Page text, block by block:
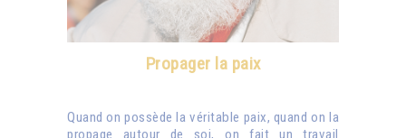
Propager la paix
Quand on possède la véritable paix, quand on la
propage autour de soi, on fait un travail